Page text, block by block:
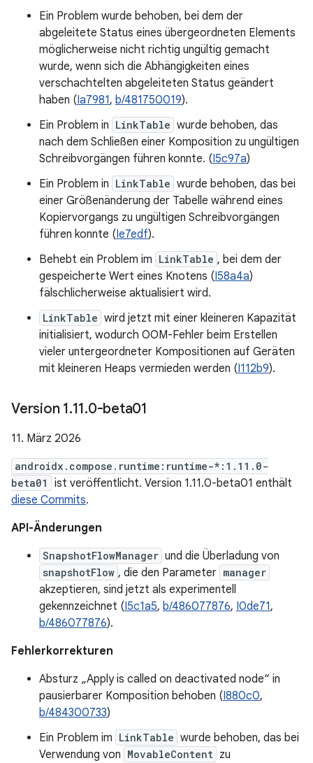
Ein Problem wurde behoben, bei dem der
abgeleitete Status eines übergeordneten Elements
möglicherweise nicht richtig ungültig gemacht
wurde, wenn sich die Abhängigkeiten eines
verschachtelten abgeleiteten Status geändert
haben (Ia7981, b/481750019).
Ein Problem in LinkTable wurde behoben, das
nach dem Schließen einer Komposition zu ungültigen
Schreibvorgängen führen konnte. (I5c97a)
Ein Problem in LinkTable wurde behoben, das bei
einer Größenänderung der Tabelle während eines
Kopiervorgangs zu ungültigen Schreibvorgängen
führen konnte (Ie7edf).
Behebt ein Problem im LinkTable , bei dem der
gespeicherte Wert eines Knotens (I58a4a)
fälschlicherweise aktualisiert wird.
LinkTable wird jetzt mit einer kleineren Kapazität
initialisiert, wodurch OOM-Fehler beim Erstellen
vieler untergeordneter Kompositionen auf Geräten
mit kleineren Heaps vermieden werden (I112b9).
Version 1.11.0-beta01
11. März 2026
androidx.compose.runtime:runtime-*:1.11.0-
beta01
ist veröffentlicht. Version 1.11.0-beta01 enthält
diese Commits.
API-Änderungen
SnapshotFlowManager und die Überladung von
snapshotFlow , die den Parameter manager
akzeptieren, sind jetzt als experimentell
gekennzeichnet (I5c1a5, b/486077876, I0de71,
b/486077876).
Fehlerkorrekturen
Absturz „Apply is called on deactivated node“ in
pausierbarer Komposition behoben (I880c0,
b/484300733)
Ein Problem im LinkTable wurde behoben, das bei
Verwendung von MovableContent zu